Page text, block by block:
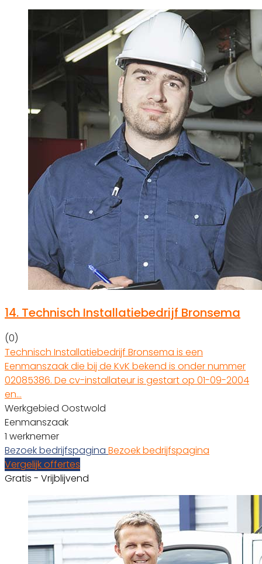
14. Technisch Installatiebedrijf Bronsema
(0)
Technisch Installatiebedrijf Bronsema is een
Eenmanszaak die bij de KvK bekend is onder nummer
02085386. De cv-installateur is gestart op 01-09-2004
en…
Werkgebied Oostwold
Eenmanszaak
1 werknemer
Bezoek bedrijfspagina Bezoek bedrijfspagina
Vergelijk offertes
Gratis - Vrijblijvend